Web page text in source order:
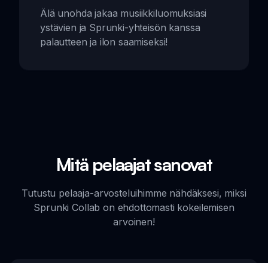
Älä unohda jakaa musiikkiluomuksiasi
ystävien ja Sprunki-yhteisön kanssa
palautteen ja ilon saamiseksi!
Mitä pelaajat sanovat
Tutustu pelaaja-arvosteluihimme nähdäksesi, miksi
Sprunki Collab on ehdottomasti kokeilemisen
arvoinen!